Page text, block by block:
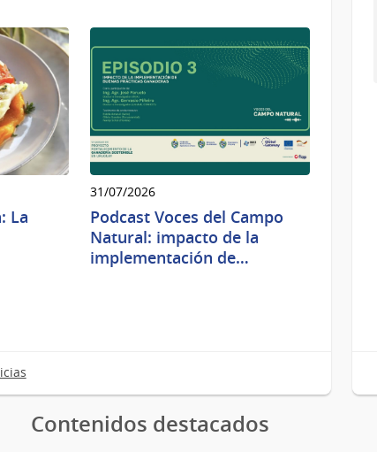
La
31/07/2026
Podcast Voces del Campo
Natural: impacto de la
implementación de…
Contenidos destacados